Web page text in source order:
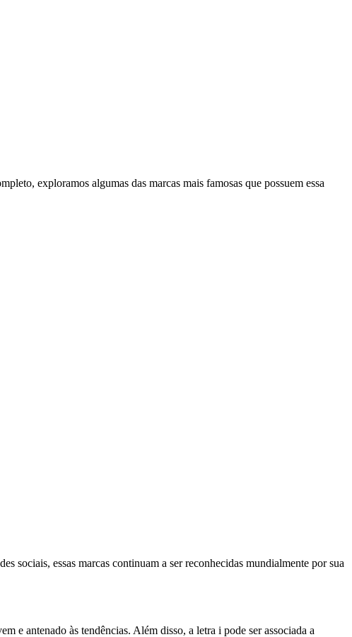
exploramos algumas das marcas mais famosas que possuem essa
sociais, essas marcas continuam a ser reconhecidas mundialmente por sua
e antenado às tendências. Além disso, a letra i pode ser associada a